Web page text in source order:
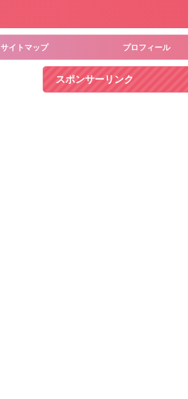
サイトマップ プロフィール
スポンサーリンク